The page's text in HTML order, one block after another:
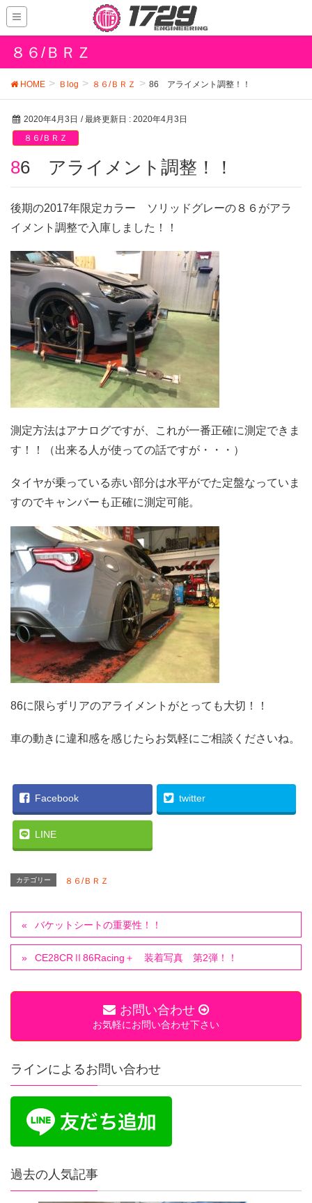
８６/ＢＲＺ
HOME Ｂlog ８６/ＢＲＺ 86 アライメント調整！！
2020年4月3日 / 最終更新日 : 2020年4月3日
８６/ＢＲＺ
86 アライメント調整！！
後期の2017年限定カラー ソリッドグレーの８６がアラ
イメント調整で入庫しました！！
測定方法はアナログですが、これが一番正確に測定できま
す！！（出来る人が使っての話ですが・・・）
タイヤが乗っている赤い部分は水平がでた定盤なっていま
すのでキャンバーも正確に測定可能。
86に限らずリアのアライメントがとっても大切！！
車の動きに違和感を感じたらお気軽にご相談くださいね。
Facebook twitter
LINE
カテゴリー ８６/ＢＲＺ
バケットシートの重要性！！
CE28CRⅡ86Racing＋ 装着写真 第2弾！！
お問い合わせ
お気軽にお問い合わせ下さい
ラインによるお問い合わせ
過去の人気記事